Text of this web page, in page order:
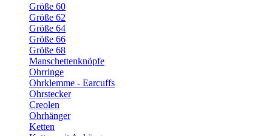
Größe 60
Größe 62
Größe 64
Größe 66
Größe 68
Manschettenknöpfe
Ohrringe
Ohrklemme - Earcuffs
Ohrstecker
Creolen
Ohrhänger
Ketten